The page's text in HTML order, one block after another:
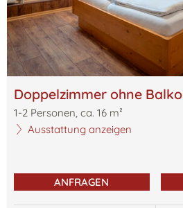
Doppelzimmer ohne
1-2 Personen, ca. 16 m²
Ausstattung anzeigen
ANFRAGEN